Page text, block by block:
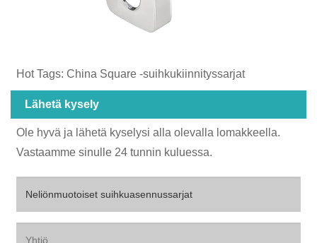
Hot Tags: China Square -suihkukiinnityssarjat
Lähetä kysely
Ole hyvä ja lähetä kyselysi alla olevalla lomakkeella.
Vastaamme sinulle 24 tunnin kuluessa.